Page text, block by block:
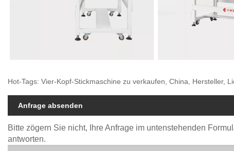
Hot-Tags: Vier-Kopf-Stickmaschine zu verkaufen, China, Hersteller,
Anfrage absenden
Bitte zögern Sie nicht, Ihre Anfrage im untenstehenden
antworten.